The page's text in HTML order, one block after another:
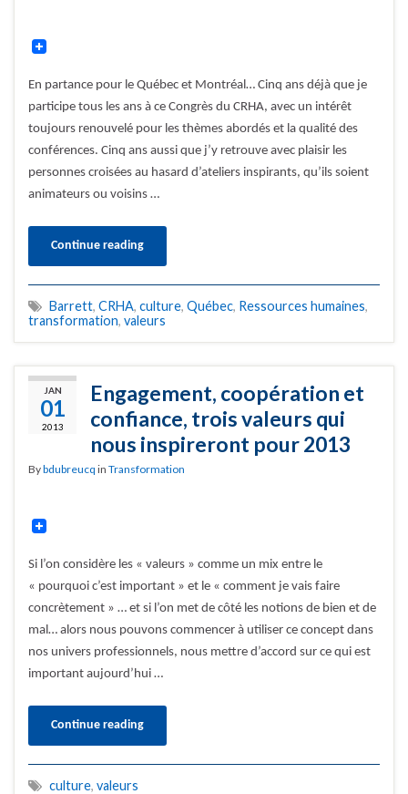
En partance pour le Québec et Montréal… Cinq ans déjà que je
participe tous les ans à ce Congrès du CRHA, avec un intérêt
toujours renouvelé pour les thèmes abordés et la qualité des
conférences. Cinq ans aussi que j’y retrouve avec plaisir les
personnes croisées au hasard d’ateliers inspirants, qu’ils soient
animateurs ou voisins …
Continue reading
Barrett, CRHA, culture, Québec, Ressources humaines,
transformation, valeurs
JAN
01
2013
Engagement, coopération et
confiance, trois valeurs qui
nous inspireront pour 2013
Bybdubreucq in Transformation
Si l’on considère les « valeurs » comme un mix entre le
« pourquoi c’est important » et le « comment je vais faire
concrètement » … et si l’on met de côté les notions de bien et de
mal… alors nous pouvons commencer à utiliser ce concept dans
nos univers professionnels, nous mettre d’accord sur ce qui est
important aujourd’hui …
Continue reading
culture, valeurs